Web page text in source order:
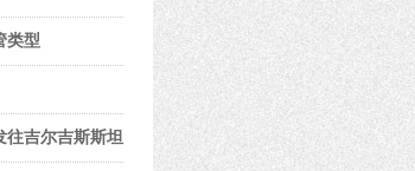
类型
往吉尔吉斯斯坦